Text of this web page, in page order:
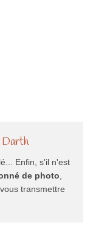
Darth
Enfin, s'il n'est
de photo
transmettre